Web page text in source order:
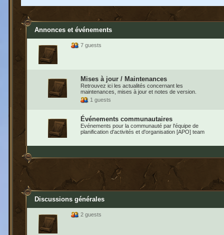
Annonces et événements
7 guests
Mises à jour / Maintenances
Retrouvez ici les actualités concernant les
maintenances, mises à jour et notes de version.
1 guests
Événements communautaires
Evénements pour la communauté par l'équipe de
planification d'activités et d'organisation [APO] team
Discussions générales
2 guests